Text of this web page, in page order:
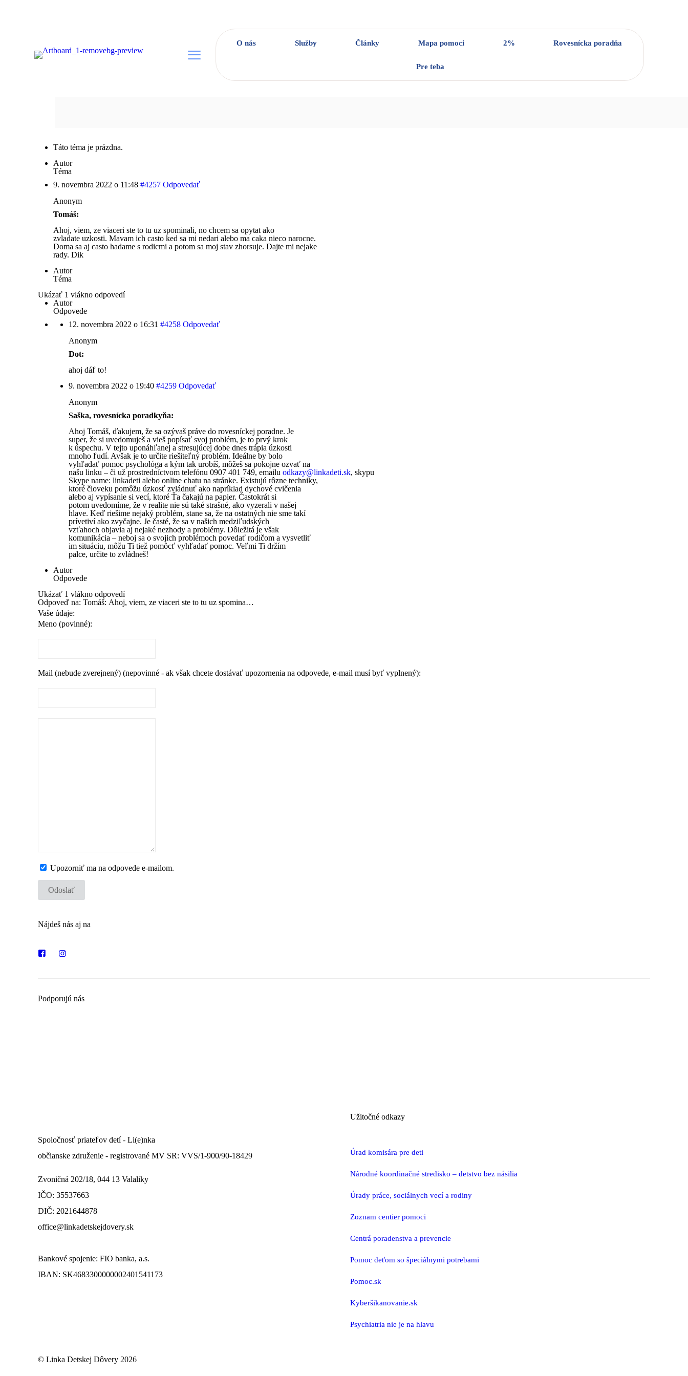
O nás Služby Články Mapa pomoci 2% Rovesnícka poradňa
Pre teba
Táto téma je prázdna.
Autor
Téma
9. novembra 2022 o 11:48 #4257 Odpovedať
Anonym
Tomáš:
Ahoj, viem, ze viaceri ste to tu uz spominali, no chcem sa opytat ako
zvladate uzkosti. Mavam ich casto ked sa mi nedari alebo ma caka nieco narocne.
Doma sa aj casto hadame s rodicmi a potom sa moj stav zhorsuje. Dajte mi nejake
rady. Dik
Autor
Téma
Ukázať 1 vlákno odpovedí
Autor
Odpovede
12. novembra 2022 o 16:31 #4258 Odpovedať
Anonym
Dot:
ahoj dáľ to!
9. novembra 2022 o 19:40 #4259 Odpovedať
Anonym
Saška, rovesnícka poradkyňa:
Ahoj Tomáš, ďakujem, že sa ozývaš práve do rovesníckej poradne. Je
super, že si uvedomuješ a vieš popísať svoj problém, je to prvý krok
k úspechu. V tejto uponáhľanej a stresujúcej dobe dnes trápia úzkosti
mnoho ľudí. Avšak je to určite riešiteľný problém. Ideálne by bolo
vyhľadať pomoc psychológa a kým tak urobíš, môžeš sa pokojne ozvať na
našu linku – či už prostredníctvom telefónu 0907 401 749, emailuodkazy@linkadeti.sk, skypu
Skype name: linkadeti alebo online chatu na stránke. Existujú rôzne techniky,
ktoré človeku pomôžu úzkosť zvládnuť ako napríklad dychové cvičenia
alebo aj vypísanie si vecí, ktoré Ťa čakajú na papier. Častokrát si
potom uvedomíme, že v realite nie sú také strašné, ako vyzerali v našej
hlave. Keď riešime nejaký problém, stane sa, že na ostatných nie sme takí
prívetiví ako zvyčajne. Je časté, že sa v našich medziľudských
vzťahoch objavia aj nejaké nezhody a problémy. Dôležitá je však
komunikácia – neboj sa o svojich problémoch povedať rodičom a vysvetliť
im situáciu, môžu Ti tiež pomôcť vyhľadať pomoc. Veľmi Ti držím
palce, určite to zvládneš!
Autor
Odpovede
Ukázať 1 vlákno odpovedí
Odpoveď na: Tomáš: Ahoj, viem, ze viaceri ste to tu uz spomina…
Vaše údaje:
Meno (povinné):
Mail (nebude zverejnený) (nepovinné - ak však chcete dostávať upozornenia na odpovede, e-mail musí byť vyplnený):
Upozorniť ma na odpovede e-mailom.
Odoslať
Nájdeš nás aj na
Podporujú nás
Spoločnosť priateľov detí - Li(e)nka
občianske združenie - registrované MV SR: VVS/1-900/90-18429
Zvoničná 202/18, 044 13 Valaliky
IČO: 35537663
DIČ: 2021644878
office@linkadetskejdovery.sk
Bankové spojenie: FIO banka, a.s.
IBAN: SK46833000000­02401541173
Užitočné odkazy
Úrad komisára pre deti
Národné koordinačné stredisko – detstvo bez násilia
Úrady práce, sociálnych vecí a rodiny
Zoznam centier pomoci
Centrá poradenstva a prevencie
Pomoc deťom so špeciálnymi potrebami
Pomoc.sk
Kyberšikanovanie.sk
Psychiatria nie je na hlavu
© Linka Detskej Dôvery 2026